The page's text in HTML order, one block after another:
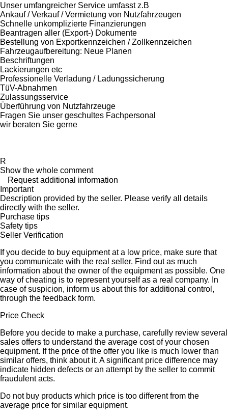
Unser umfangreicher Service umfasst z.B
Ankauf / Verkauf / Vermietung von Nutzfahrzeugen
Schnelle unkomplizierte Finanzierungen
Beantragen aller (Export-) Dokumente
Bestellung von Exportkennzeichen / Zollkennzeichen
Fahrzeugaufbereitung: Neue Planen
Beschriftungen
Lackierungen etc
Professionelle Verladung / Ladungssicherung
TüV-Abnahmen
Zulassungsservice
Überführung von Nutzfahrzeuge
Fragen Sie unser geschultes Fachpersonal
wir beraten Sie gerne
R
Show the whole comment
Request additional information
Important
Description provided by the seller. Please verify all details
directly with the seller.
Purchase tips
Safety tips
Seller Verification
If you decide to buy equipment at a low price, make sure that
you communicate with the real seller. Find out as much
information about the owner of the equipment as possible. One
way of cheating is to represent yourself as a real company. In
case of suspicion, inform us about this for additional control,
through the feedback form.
Price Check
Before you decide to make a purchase, carefully review several
sales offers to understand the average cost of your chosen
equipment. If the price of the offer you like is much lower than
similar offers, think about it. A significant price difference may
indicate hidden defects or an attempt by the seller to commit
fraudulent acts.
Do not buy products which price is too different from the
average price for similar equipment.